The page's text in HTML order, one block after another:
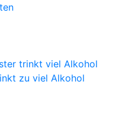
trinkt viel Alkohol
zu viel Alkohol